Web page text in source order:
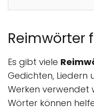
Reimwörter
Es gibt viele
Gedichten, Liedern
Werken verwendet
Wörter können